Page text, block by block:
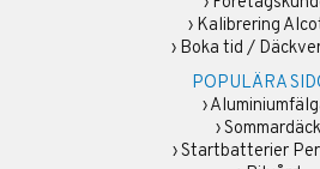
› Kalibrering
› Boka tid /
POPULÄRA
›
›Sommardäck
›Startbatterier